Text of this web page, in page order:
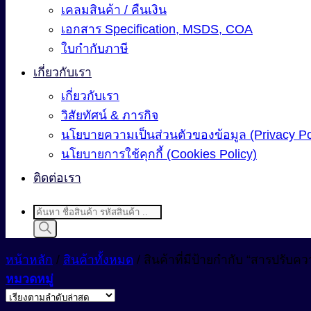
เคลมสินค้า / คืนเงิน
เอกสาร Specification, MSDS, COA
ใบกำกับภาษี
เกี่ยวกับเรา
เกี่ยวกับเรา
วิสัยทัศน์ & ภารกิจ
นโยบายความเป็นส่วนตัวของข้อมูล (Privacy
นโยบายการใช้คุกกี้ (Cookies Policy)
ติดต่อเรา
Products
search
หน้าหลัก / สินค้าทั้งหมด / สินค้าที่มีป้ายกำกับ “สารปรับคว
หมวดหมู่